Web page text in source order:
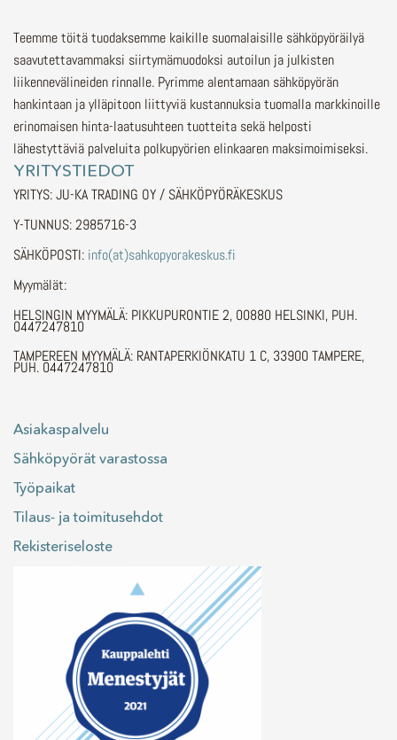
Teemme töitä tuodaksemme kaikille suomalaisille sähköpyöräilyä
saavutettavammaksi siirtymämuodoksi autoilun ja julkisten
liikennevälineiden rinnalle. Pyrimme alentamaan sähköpyörän
hankintaan ja ylläpitoon liittyviä kustannuksia tuomalla markkinoille
erinomaisen hinta-laatusuhteen tuotteita sekä helposti
lähestyttäviä palveluita polkupyörien elinkaaren maksimoimiseksi.
YRITYSTIEDOT
YRITYS: JU-KA TRADING OY / SÄHKÖPYÖRÄKESKUS
Y-TUNNUS: 2985716-3
SÄHKÖPOSTI: info(at)sahkopyorakeskus.fi
Myymälät:
HELSINGIN MYYMÄLÄ: PIKKUPURONTIE 2, 00880 HELSINKI, PUH.
0447247810
TAMPEREEN MYYMÄLÄ: RANTAPERKIÖNKATU 1 C, 33900 TAMPERE,
PUH. 0447247810
Asiakaspalvelu
Sähköpyörät varastossa
Työpaikat
Tilaus- ja toimitusehdot
Rekisteriseloste